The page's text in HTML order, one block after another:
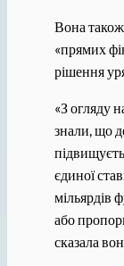
Вона
«прямих
рішення
«З огляду
знали, що
єдиної
мільярдів
або
сказала